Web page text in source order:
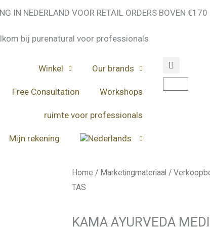
IN NEDERLAND VOOR RETAIL ORDERS BOVEN €170
bij purenatural voor professionals
Winkel Our brands
Free Consultation Workshops
ruimte voor professionals
Mijn rekening
Home / Marketingmateriaal /
TAS
KAMA AYURVEDA